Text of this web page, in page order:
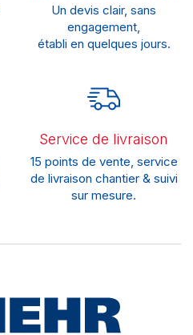
Un devis clair, sans
engagement,
établi en quelques jours.
Service de livraison
15 points de vente, service
de livraison chantier & suivi
sur mesure.